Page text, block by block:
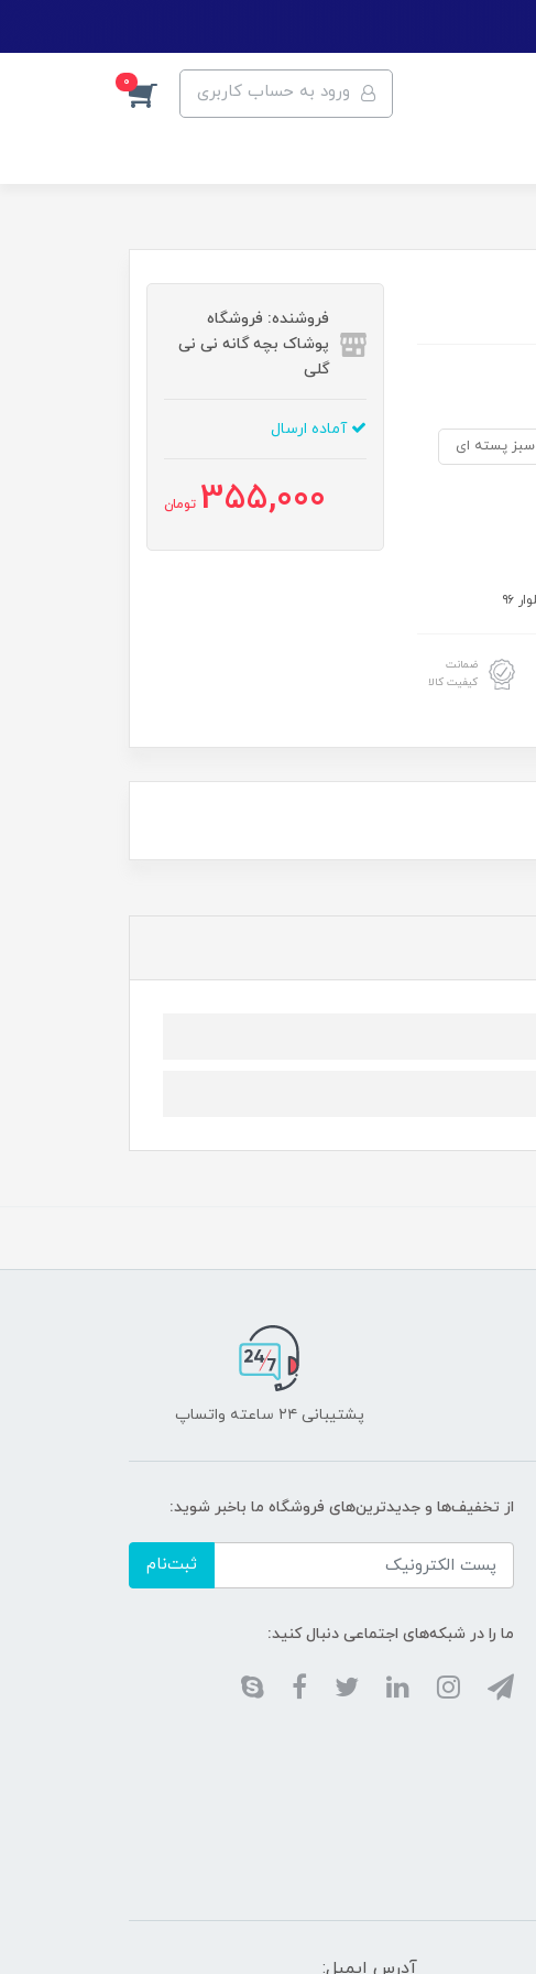
ورود به حساب کاربری 0
سبز پسته ای
ضمانت
کیفیت کالا
فروشنده: فروشگاه
پوشاک بچه گانه نی نی
گلی
آماده ارسال
355,000 تومان
پشتیبانی ۲۴ ساعته واتساپ
از تخفیف‌ها و جدیدترین‌های فروشگاه ما باخبر شوید:
ثبت‌نام
ما را در شبکه‌های اجتماعی دنبال کنید:
آدرس ایمیل: